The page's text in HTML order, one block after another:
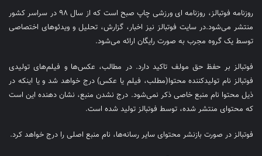
روزنامه فوتبالز، روزنامه ای ورزشی چاپ صبح است که از سال ۹۸ در سراسر کشور
منتشر می‌شود.در سایت فوتبالز نیز اخبار، گزارش، تحلیل و ویدئوهای اختصاصی
توسط یک گروه مجرب به صورت رایگان ارائه می‌شود.
فوتبالز بر حفظ حق مولف تاکید دارد. در مطالب، عکس‌ها و فیلم‌های تولیدی
فوتبالز نام تولیدکننده محتوا(مطلب، فیلم یا عکس) درج خواهد شد و یا اینکه در
ذیل محتوا نام منبع خاصی ذکر نمی‌‎شود. درج نشدن منبع، نشان دهنده این است
که محتوای منتشر شده، توسط فوتبالز تولید شده است.
فوتبالز در صورت بازنشر محتوای سایر رسانه‌ها، نام منبع اصلی را درج خواهد کرد.